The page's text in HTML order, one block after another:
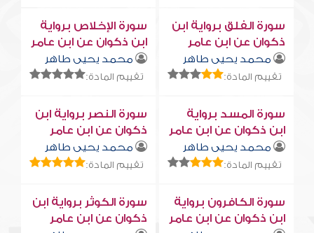
سورة الفلق برواية ابن
ذكوان عن ابن عامر
محمد يحيى طاهر
تقييم المادة:
سورة الإخلاص برواية
ابن ذكوان عن ابن عامر
محمد يحيى طاهر
تقييم المادة:
سورة المسد برواية
ابن ذكوان عن ابن عامر
محمد يحيى طاهر
تقييم المادة:
سورة النصر برواية ابن
ذكوان عن ابن عامر
محمد يحيى طاهر
تقييم المادة:
سورة الكافرون برواية
ابن ذكوان عن ابن عامر
سورة الكوثر برواية ابن
ذكوان عن ابن عامر